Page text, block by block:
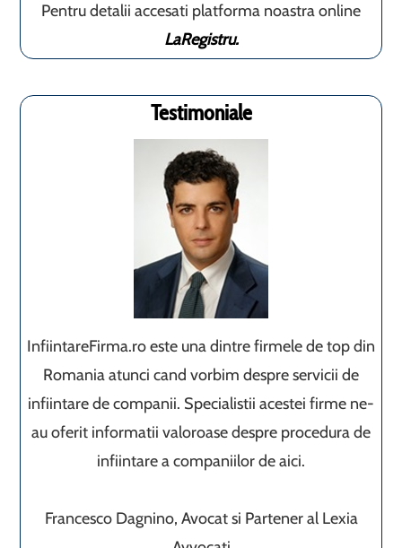
Pentru detalii accesati platforma noastra online
LaRegistru.
Testimoniale
InfiintareFirma.ro este una dintre firmele de top din
Romania atunci cand vorbim despre servicii de
infiintare de companii. Specialistii acestei firme ne-
au oferit informatii valoroase despre procedura de
infiintare a companiilor de aici.
Francesco Dagnino, Avocat si Partener al Lexia